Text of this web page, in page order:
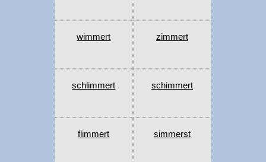
wimmert zimmert
schlimmert schimmert
flimmert simmerst